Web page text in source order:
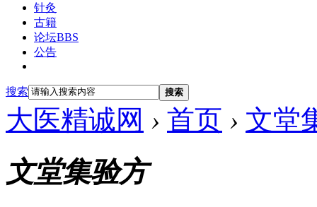
针灸
古籍
论坛BBS
公告
搜索 搜索
大医精诚网 › 首页 › 文堂
文堂集验方